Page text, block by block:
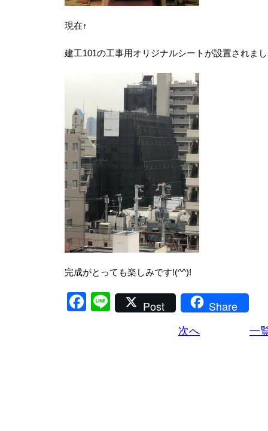
現在↑
建工101の工事用オリジナルシートが設置されま
完成がとっても楽しみです!(^^)!
Facebook
LinePost Share
次へ 一